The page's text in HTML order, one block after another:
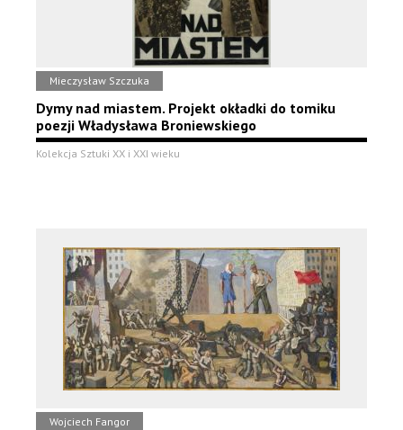
Mieczysław Szczuka
Dymy nad miastem. Projekt okładki do tomiku
poezji Władysława Broniewskiego
Kolekcja Sztuki XX i XXI wieku
Wojciech Fangor